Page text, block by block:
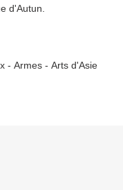
d'Autun.
- Armes - Arts d'Asie